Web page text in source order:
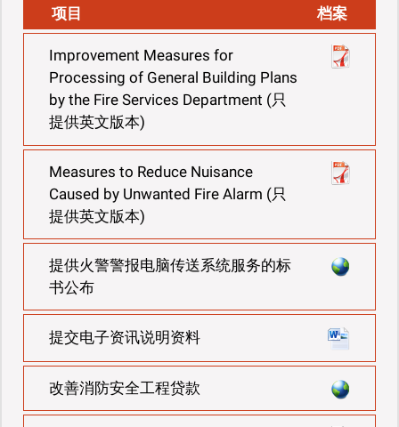
项目 档案
Improvement Measures for
Processing of General Building Plans
by the Fire Services Department (只
提供英文版本)
Measures to Reduce Nuisance
Caused by Unwanted Fire Alarm (只
提供英文版本)
提供火警警报电脑传送系统服务的标
书公布
提交电子资讯说明资料
改善消防安全工程贷款